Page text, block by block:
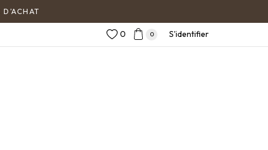
0 0 S'identifier